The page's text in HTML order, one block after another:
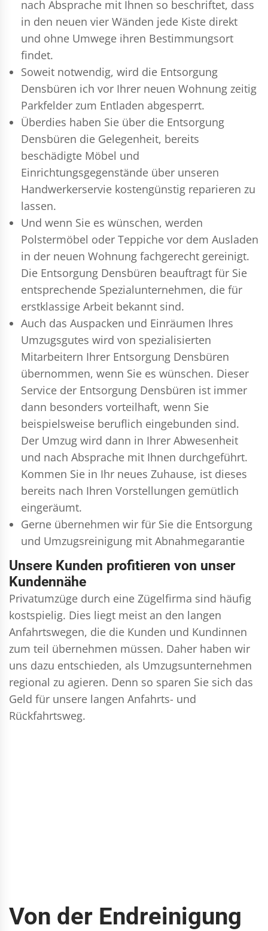
nach Absprache mit Ihnen so beschriftet, dass
in den neuen vier Wänden jede Kiste direkt
und ohne Umwege ihren Bestimmungsort
findet.
Soweit notwendig, wird die Entsorgung
Densbüren ich vor Ihrer neuen Wohnung zeitig
Parkfelder zum Entladen abgesperrt.
Überdies haben Sie über die Entsorgung
Densbüren die Gelegenheit, bereits
beschädigte Möbel und
Einrichtungsgegenstände über unseren
Handwerkerservie kostengünstig reparieren zu
lassen.
Und wenn Sie es wünschen, werden
Polstermöbel oder Teppiche vor dem Ausladen
in der neuen Wohnung fachgerecht gereinigt.
Die Entsorgung Densbüren beauftragt für Sie
entsprechende Spezialunternehmen, die für
erstklassige Arbeit bekannt sind.
Auch das Auspacken und Einräumen Ihres
Umzugsgutes wird von spezialisierten
Mitarbeitern Ihrer Entsorgung Densbüren
übernommen, wenn Sie es wünschen. Dieser
Service der Entsorgung Densbüren ist immer
dann besonders vorteilhaft, wenn Sie
beispielsweise beruflich eingebunden sind.
Der Umzug wird dann in Ihrer Abwesenheit
und nach Absprache mit Ihnen durchgeführt.
Kommen Sie in Ihr neues Zuhause, ist dieses
bereits nach Ihren Vorstellungen gemütlich
eingeräumt.
Gerne übernehmen wir für Sie die Entsorgung
und Umzugsreinigung mit Abnahmegarantie
Unsere Kunden profitieren von unser
Kundennähe
Privatumzüge durch eine Zügelfirma sind häufig
kostspielig. Dies liegt meist an den langen
Anfahrtswegen, die die Kunden und Kundinnen
zum teil übernehmen müssen. Daher haben wir
uns dazu entschieden, als Umzugsunternehmen
regional zu agieren. Denn so sparen Sie sich das
Geld für unsere langen Anfahrts- und
Rückfahrtsweg.
Von der Endreinigung